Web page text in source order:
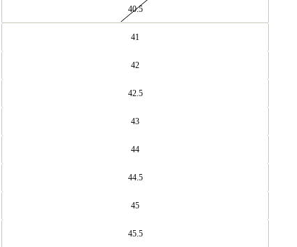
40.5
41
42
42.5
43
44
44.5
45
45.5